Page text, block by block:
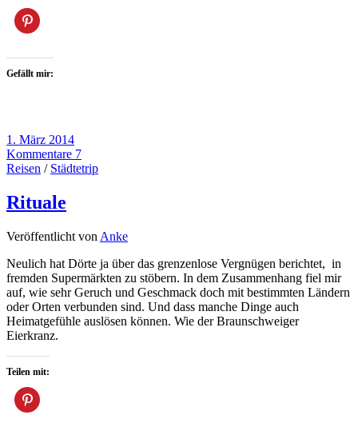
Gefällt mir:
1. März 2014
Kommentare 7
Reisen / Städtetrip
Rituale
Veröffentlicht von Anke
Neulich hat Dörte ja über das grenzenlose Vergnügen berichtet, in
fremden Supermärkten zu stöbern. In dem Zusammenhang fiel mir
auf, wie sehr Geruch und Geschmack doch mit bestimmten Ländern
oder Orten verbunden sind. Und dass manche Dinge auch
Heimatgefühle auslösen können. Wie der Braunschweiger
Eierkranz.
Teilen mit: